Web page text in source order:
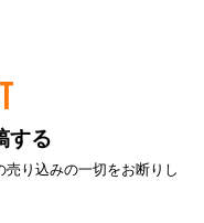
する
売り込みの一切をお断りし